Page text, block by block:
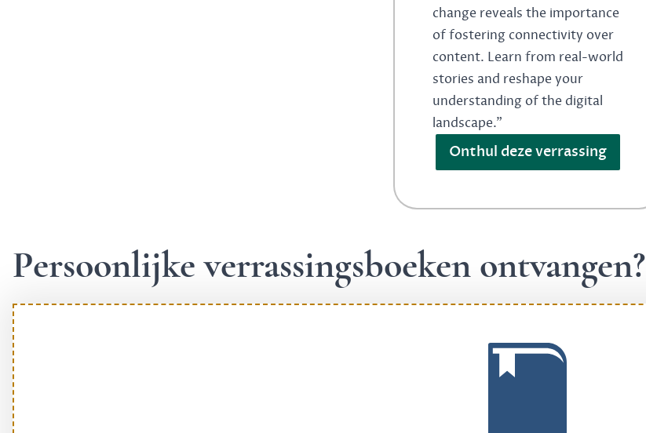
change reveals the importance
of fostering connectivity over
content. Learn from real-world
stories and reshape your
understanding of the digital
landscape."
Onthul deze verrassing
Persoonlijke verrassingsboeken ontvangen?